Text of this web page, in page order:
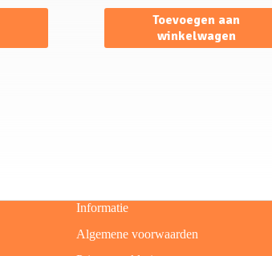
Toevoegen aan
winkelwagen
Informatie
Algemene voorwaarden